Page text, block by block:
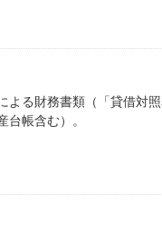
る財務書類（「貸借対
帳含む）。